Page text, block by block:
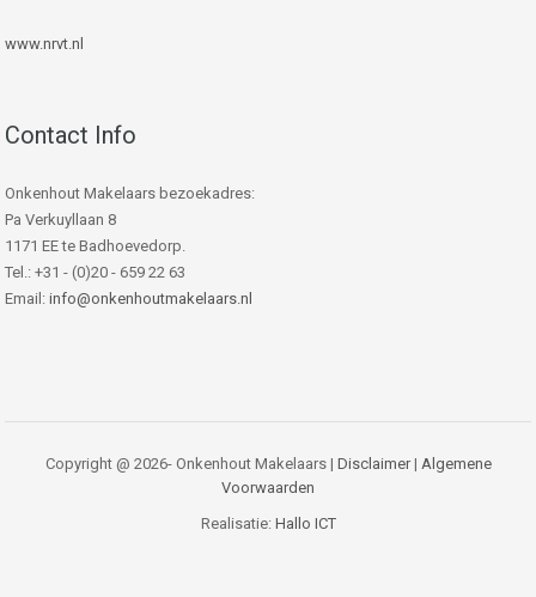
www.nrvt.nl
Contact Info
Onkenhout Makelaars bezoekadres:
Pa Verkuyllaan 8
1171 EE te Badhoevedorp.
Tel.: +31 - (0)20 - 659 22 63
Email: info@onkenhoutmakelaars.nl
Copyright @ 2026- Onkenhout Makelaars | Disclaimer| Algemene
Voorwaarden
Realisatie: Hallo ICT